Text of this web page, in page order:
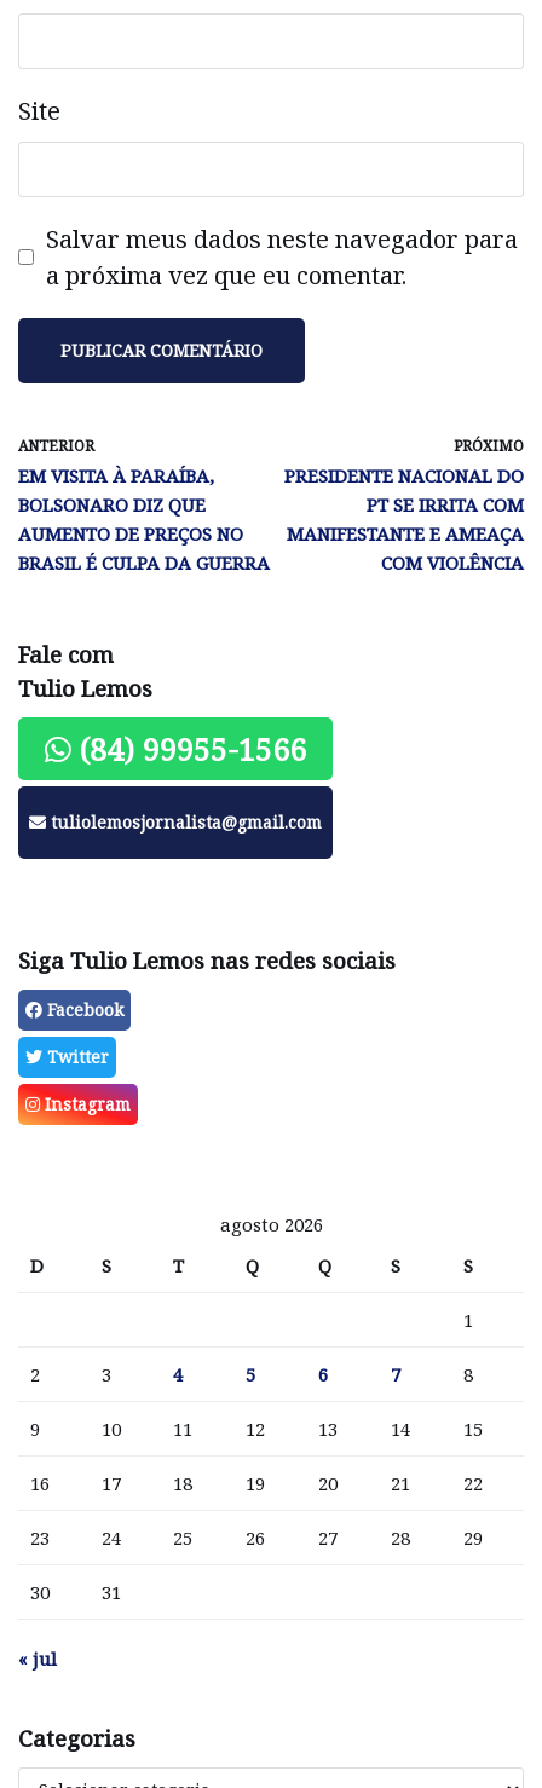
Site
Salvar meus dados neste navegador para
a próxima vez que eu comentar.
ANTERIOR
EM VISITA À PARAÍBA,
BOLSONARO DIZ QUE
AUMENTO DE PREÇOS NO
BRASIL É CULPA DA GUERRA
PRÓXIMO
PRESIDENTE NACIONAL DO
PT SE IRRITA COM
MANIFESTANTE E AMEAÇA
COM VIOLÊNCIA
Fale com
Tulio Lemos
(84) 99955-1566
tuliolemosjornalista@gmail.com
Siga Tulio Lemos nas redes sociais
Facebook
Twitter
Instagram
agosto 2026
D
S T Q Q S S
1
2 3 4 5 6 7 8
9 10 11 12 13 14 15
16 17 18 19 20 21 22
23 24 25 26 27 28 29
30 31
« jul
Categorias